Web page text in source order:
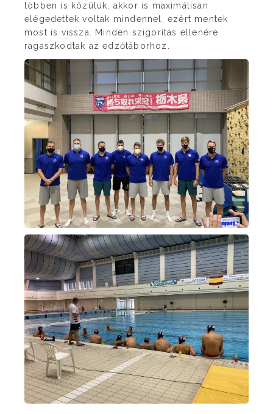
többen is közülük, akkor is maximálisan
elégedettek voltak mindennel, ezért mentek
most is vissza. Minden szigorítás ellenére
ragaszkodtak az edzőtáborhoz.